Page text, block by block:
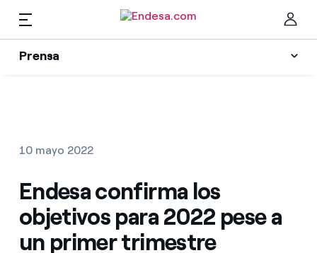
Prensa
Prensa
Encuentra la tarifa que más te conviene
Recursos
Colecciones
ES
10 mayo 2022
Endesa confirma los
objetivos para 2022 pese a
un primer trimestre